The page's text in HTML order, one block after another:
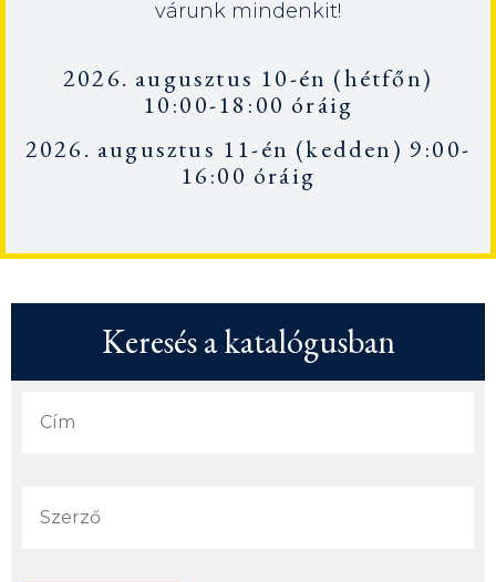
várunk mindenkit!
2026. augusztus 10-én (hétfőn)
10:00-18:00 óráig
2026. augusztus 11-én (kedden) 9:00-
16:00 óráig
Keresés a katalógusban